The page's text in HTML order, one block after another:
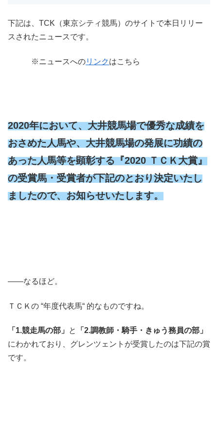
下記は、TCK（東京シティ競馬）のサイトで本日リリー
スされたニュースです。
※ニュースへのリンクはこちら
2020年において、大井競馬場で優秀な成績を
おさめた人馬や、大井競馬場の発展に功績の
あった人馬等を顕彰する『2020 ＴＣＫ大賞』
の受賞馬・受賞者が下記のとおり決定いたし
ましたので、お知らせいたします。
――なるほど。
ＴＣＫの “年度代表馬“ 的なものですね。
「1.競走馬の部」 と
「2.調教師・騎手・きゅう務員の部」
にわかれており、グレンツェントが受賞したのは下記の賞
です。